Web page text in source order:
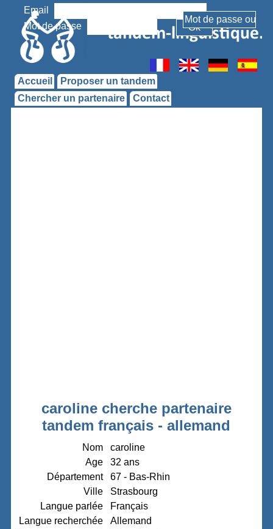
Email
Mot de passe
Accueil
Proposer un tandem
Chercher un partenaire
Contact
caroline cherche partenaire
tandem français - allemand
Nom
caroline
Age
32 ans
Département
67 - Bas-Rhin
Ville
Strasbourg
Langue parlée
Français
Langue recherchée
Allemand